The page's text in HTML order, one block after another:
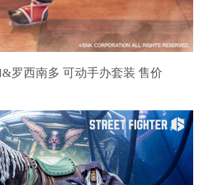
&罗西南多 可动手办套装 售价